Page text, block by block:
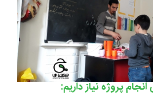
انجام پروژه نیاز داریم: